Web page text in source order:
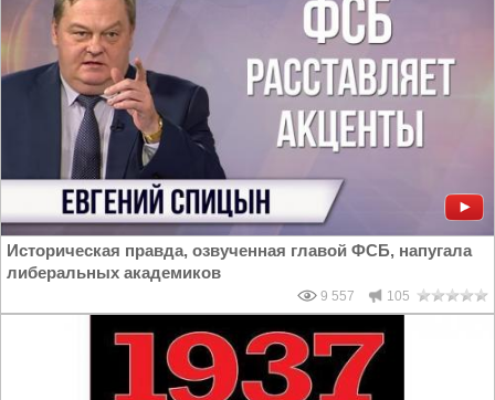
Историческая правда, озвученная главой ФСБ, напугала
либеральных академиков
9 557 105